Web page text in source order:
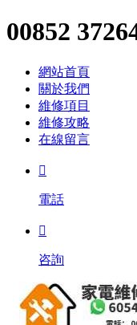
00852
網站首頁
關於我們
維修項目
維修攻略
在線留言

電話

咨詢